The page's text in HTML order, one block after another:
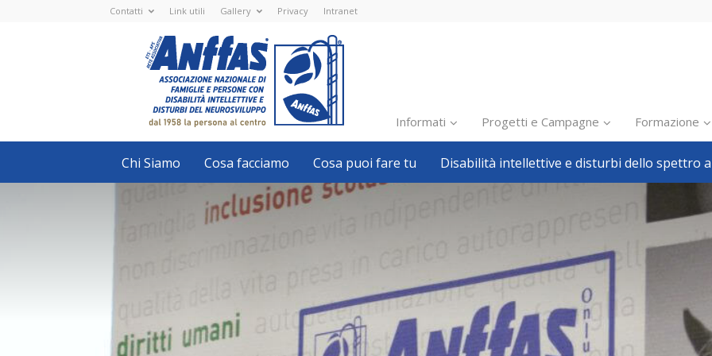
Contatti Link utili Gallery Privacy Intranet
Nazionale
ETS
-
APS
Associazione
Nazionale
di
Famiglie
e
con
disabilità
intellettive
neurosviluppo
Informati
Inclusione scolastica
Inclusione lavorativa
Politiche sociali
Pillole
Formazione
Avvisi, bandi
Welfare locale
Progetti e Campagne Formazione
Chi Siamo Cosa facciamo Cosa puoi fare tu Disabilità intellettive e disturbi dello spettro